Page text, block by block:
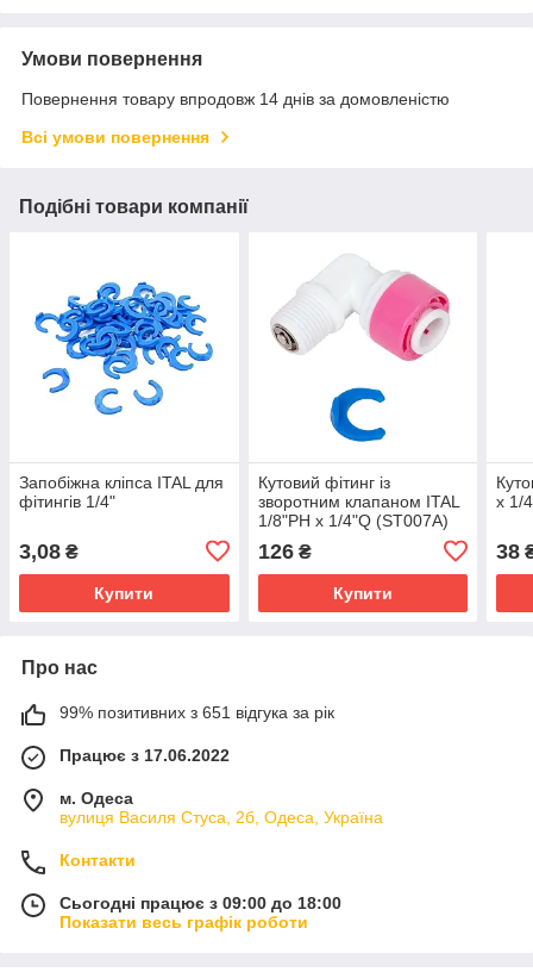
Умови повернення
Повернення товару впродовж 14 днів за домовленістю
Всі умови повернення
Подібні товари компанії
Запобіжна кліпса ITAL для
фітингів 1/4"
3,08 ₴
Купити
Кутовий фітинг із
зворотним клапаном ITAL
1/8"РН x 1/4"Q (ST007A)
126₴
Купити
x 1/
38
Про нас
99% позитивних з 651 відгука за рік
Працює з 17.06.2022
м. Одеса
вулиця Василя Стуса, 2б, Одеса, Україна
Контакти
Сьогодні працює з 09:00 до 18:00
Показати весь графік роботи